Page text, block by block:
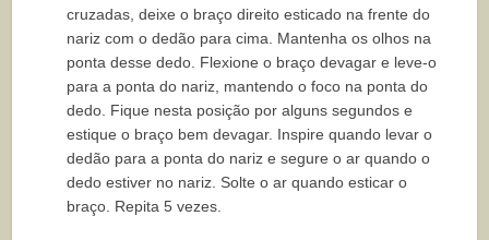
cruzadas, deixe o braço direito esticado na frente do
nariz com o dedão para cima. Mantenha os olhos na
ponta desse dedo. Flexione o braço devagar e leve-o
para a ponta do nariz, mantendo o foco na ponta do
dedo. Fique nesta posição por alguns segundos e
estique o braço bem devagar. Inspire quando levar o
dedão para a ponta do nariz e segure o ar quando o
dedo estiver no nariz. Solte o ar quando esticar o
braço. Repita 5 vezes.